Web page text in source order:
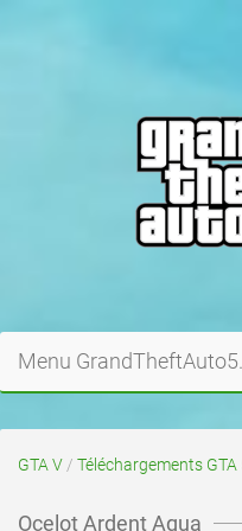
Menu
GTA V / Téléchargements GTA
Ocelot Ardent Aqua